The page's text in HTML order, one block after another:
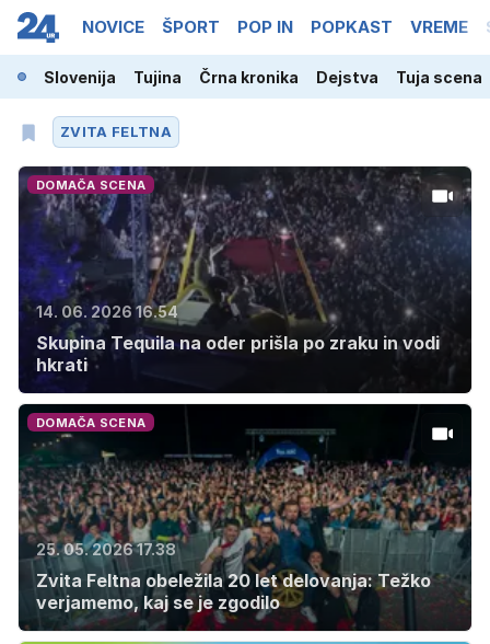
NOVICE ŠPORT POP IN POPKAST VREME
Slovenija Tujina Črna kronika Dejstva Tuja scena
ZVITA FELTNA
DOMAČA SCENA
14. 06. 2026 16.54
Skupina Tequila na oder prišla po zraku in vodi
hkrati
DOMAČA SCENA
25. 05. 2026 17.38
Zvita Feltna obeležila 20 let delovanja: Težko
verjamemo, kaj se je zgodilo